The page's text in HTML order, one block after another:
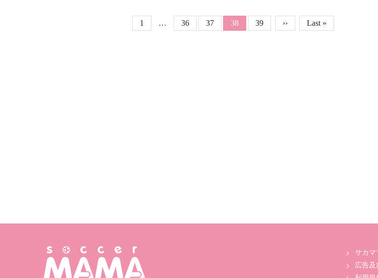
ページ送り
Page
1 … Page
36 Page
37 カレントページ
38 Page
39 次ページ
›› 最終ページ
Last »
サカマ
広告及